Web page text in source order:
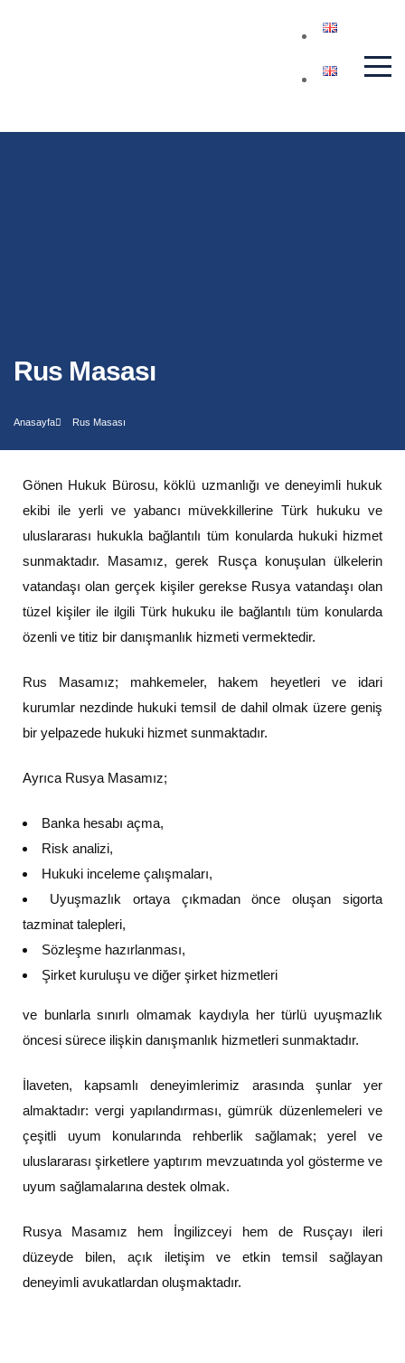
Rus Masası
Anasayfa Rus Masası
Gönen Hukuk Bürosu, köklü uzmanlığı ve deneyimli hukuk
ekibi ile yerli ve yabancı müvekkillerine Türk hukuku ve
uluslararası hukukla bağlantılı tüm konularda hukuki hizmet
sunmaktadır. Masamız, gerek Rusça konuşulan ülkelerin
vatandaşı olan gerçek kişiler gerekse Rusya vatandaşı olan
tüzel kişiler ile ilgili Türk hukuku ile bağlantılı tüm konularda
özenli ve titiz bir danışmanlık hizmeti vermektedir.
Rus Masamız; mahkemeler, hakem heyetleri ve idari
kurumlar nezdinde hukuki temsil de dahil olmak üzere geniş
bir yelpazede hukuki hizmet sunmaktadır.
Ayrıca Rusya Masamız;
Banka hesabı açma,
Risk analizi,
Hukuki inceleme çalışmaları,
Uyuşmazlık ortaya çıkmadan önce oluşan sigorta
tazminat talepleri,
Sözleşme hazırlanması,
Şirket kuruluşu ve diğer şirket hizmetleri
ve bunlarla sınırlı olmamak kaydıyla her türlü uyuşmazlık
öncesi sürece ilişkin danışmanlık hizmetleri sunmaktadır.
İlaveten, kapsamlı deneyimlerimiz arasında şunlar yer
almaktadır: vergi yapılandırması, gümrük düzenlemeleri ve
çeşitli uyum konularında rehberlik sağlamak; yerel ve
uluslararası şirketlere yaptırım mevzuatında yol gösterme ve
uyum sağlamalarına destek olmak.
Rusya Masamız hem İngilizceyi hem de Rusçayı ileri
düzeyde bilen, açık iletişim ve etkin temsil sağlayan
deneyimli avukatlardan oluşmaktadır.